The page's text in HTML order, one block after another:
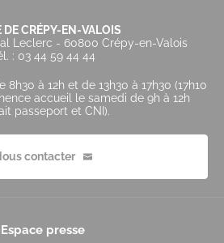
DE CRÉPY-EN-VALOIS
Leclerc - 60800 Crépy-en-Valois
: 03 44 59 44 44
à 12h et de 13h30 à 17h30 (17h10
accueil le samedi de 9h à 12h
passeport et CNI).
contacter
Espace presse